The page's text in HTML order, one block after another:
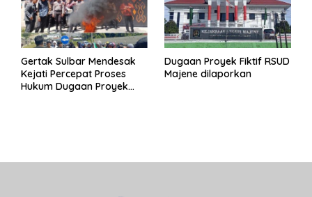
Gertak Sulbar Mendesak
Kejati Percepat Proses
Hukum Dugaan Proyek
Dugaan Proyek Fiktif RSUD
Majene dilaporkan